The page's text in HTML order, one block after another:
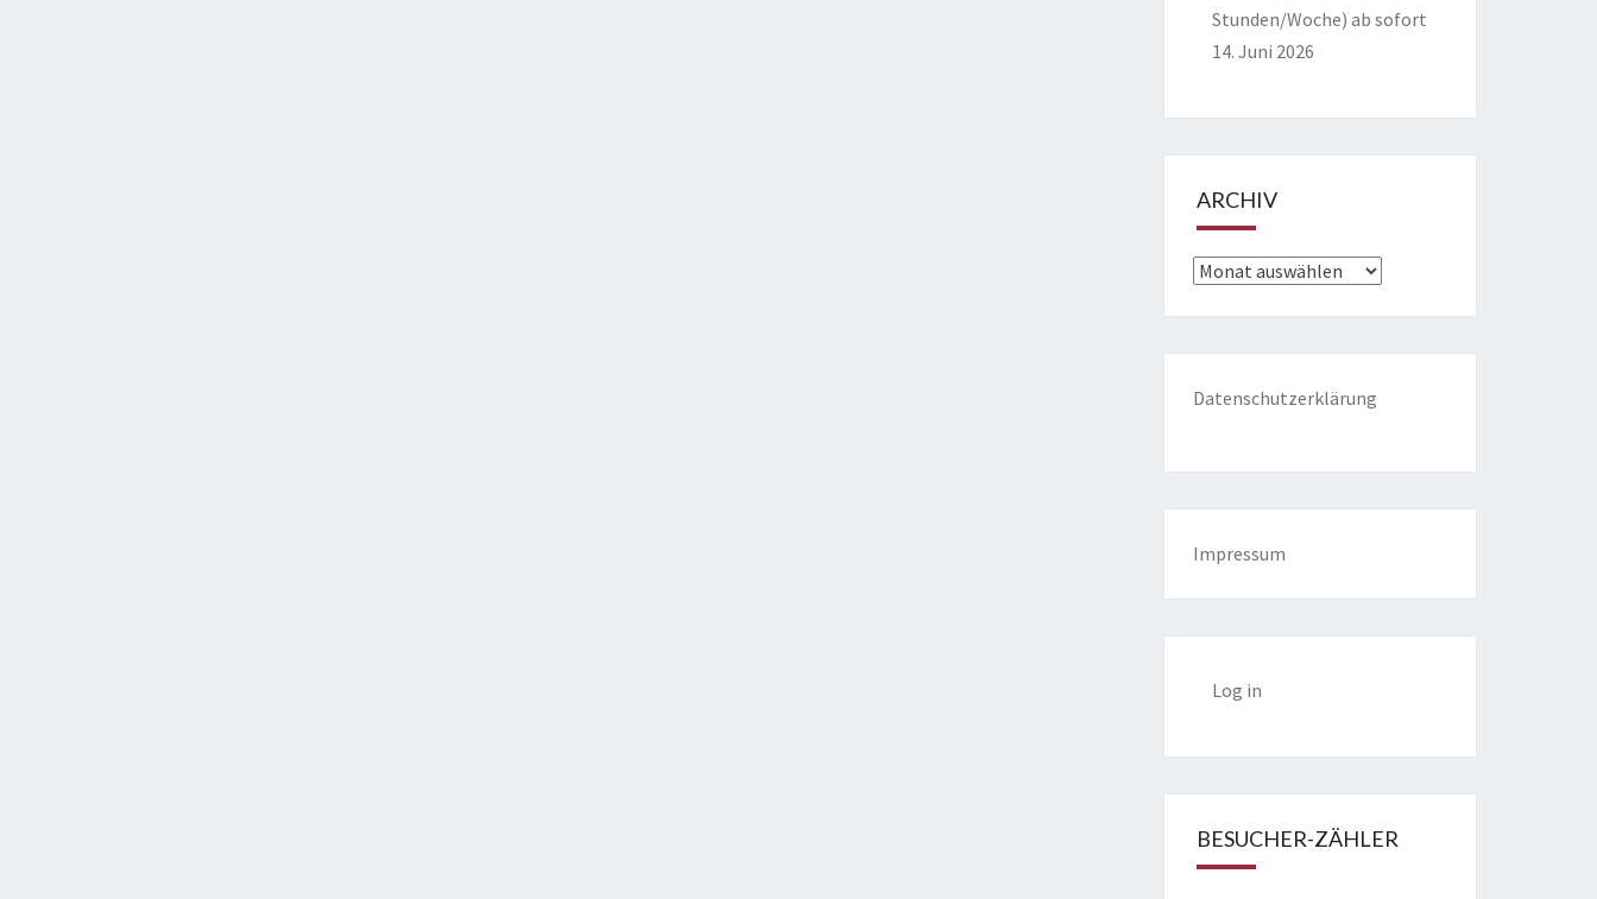
Stunden/Woche) ab sofort
14. Juni 2026
ARCHIV
Archiv
Datenschutzerklärung
Impressum
Log in
BESUCHER-ZÄHLER